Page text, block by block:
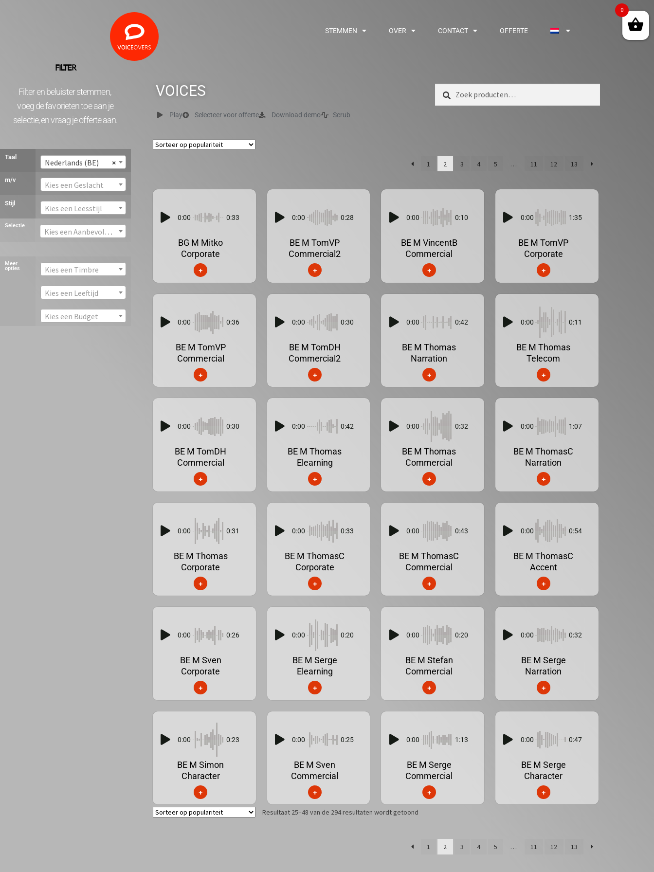
STEMMEN OVER CONTACT OFFERTE
FILTER
Filter en beluister stemmen,
voeg de favorieten toe aan je
selectie, en vraag je offerte aan.
Taal
×
Nederlands (BE)
m/v
Kies een Geslacht
Stijl
Kies een Leesstijl
Selectie
Kies een Aanbevolen stem
Meer
opties Kies een Timbre
Kies een Leeftijd
Kies een Budget
VOICES
Play Selecteer voor offerte Download demo Scrub
Zoeken
1 2 3 4 5 … 11 12 13
0:00 0:33
BG M Mitko
Corporate
+
0:00 0:28
BE M TomVP
Commercial2
+
0:00 0:10
BE M VincentB
Commercial
+
0:00 1:35
BE M TomVP
Corporate
+
0:00 0:36
BE M TomVP
Commercial
+
0:00 0:30
BE M TomDH
Commercial2
+
0:00 0:42
BE M Thomas
Narration
+
0:00 0:11
BE M Thomas
Telecom
+
0:00 0:30
BE M TomDH
Commercial
+
0:00 0:42
BE M Thomas
Elearning
+
0:00 0:32
BE M Thomas
Commercial
+
0:00 1:07
BE M ThomasC
Narration
+
0:00 0:31
BE M Thomas
Corporate
+
0:00 0:33
BE M ThomasC
Corporate
+
0:00 0:43
BE M ThomasC
Commercial
+
0:00 0:54
BE M ThomasC
Accent
+
0:00 0:26
BE M Sven
Corporate
+
0:00 0:20
BE M Serge
Elearning
+
0:00 0:20
BE M Stefan
Commercial
+
0:00 0:32
BE M Serge
Narration
+
0:00 0:23
BE M Simon
Character
+
0:00 0:25
BE M Sven
Commercial
+
0:00 1:13
BE M Serge
Commercial
+
0:00 0:47
BE M Serge
Character
+
Resultaat 25–48 van de 294 resultaten wordt getoond
1 2 3 4 5 … 11 12 13
0